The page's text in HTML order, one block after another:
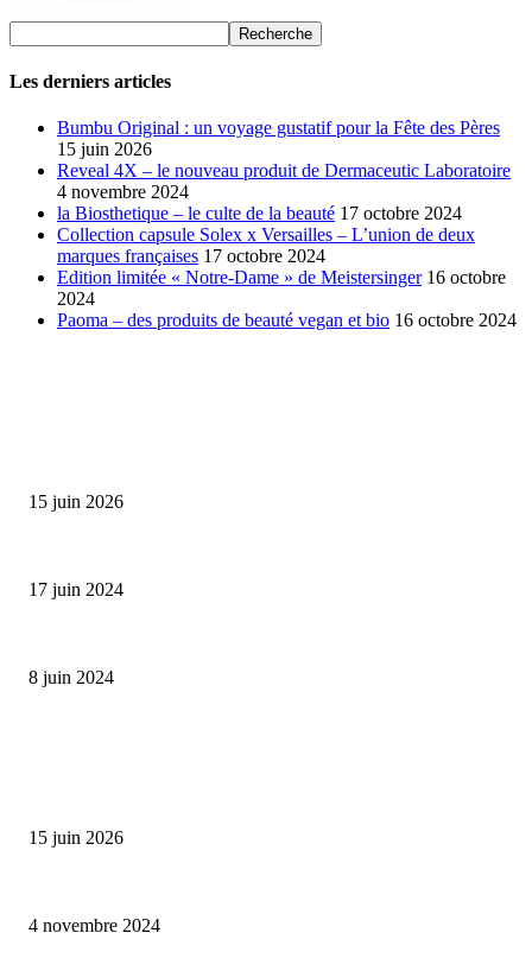
Les derniers articles
Bumbu Original : un voyage gustatif pour la Fête des Pères
15 juin 2026
Reveal 4X – le nouveau produit de Dermaceutic Laboratoire
4 novembre 2024
la Biosthetique – le culte de la beauté 17 octobre 2024
Collection capsule Solex x Versailles – L’union de deux
marques françaises 17 octobre 2024
Edition limitée « Notre-Dame » de Meistersinger 16 octobre
2024
Paoma – des produits de beauté vegan et bio 16 octobre 2024
15 juin 2026
17 juin 2024
8 juin 2024
15 juin 2026
4 novembre 2024